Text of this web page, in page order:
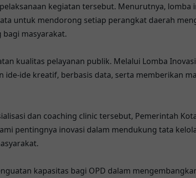
kegiatan tersebut. Menurutnya, lomba
untuk mendorong setiap perangkat daerah
masyarakat.
kualitas pelayanan publik. Melalui Lomba
ide kreatif, berbasis data, serta memberikan
dan coaching clinic tersebut, Pemerintah
pentingnya inovasi dalam mendukung tata
kapasitas bagi OPD dalam